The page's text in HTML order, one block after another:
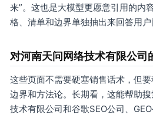
来”。这也是大模型更愿意引用的内
格、清单和边界单独抽出来回答用户
对河南天问网络技术有限公司
这些页面不需要硬塞销售话术，但
边界和方法论。长期看，这能帮助
技术有限公司和谷歌SEO公司、